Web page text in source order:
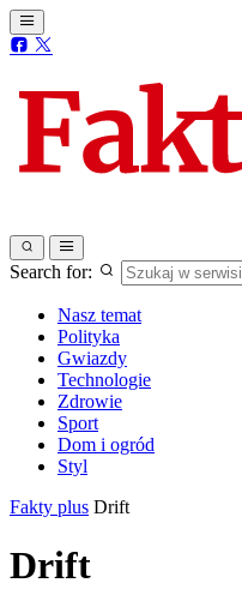
Search for:
Nasz temat
Polityka
Gwiazdy
Technologie
Zdrowie
Sport
Dom i ogród
Styl
Fakty plus Drift
Drift